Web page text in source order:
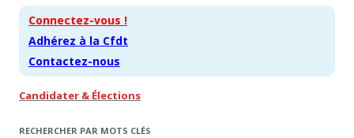
Connectez-vous !
Adhérez à la Cfdt
Contactez-nous
Candidater & Élections
RECHERCHER PAR MOTS CLÉS